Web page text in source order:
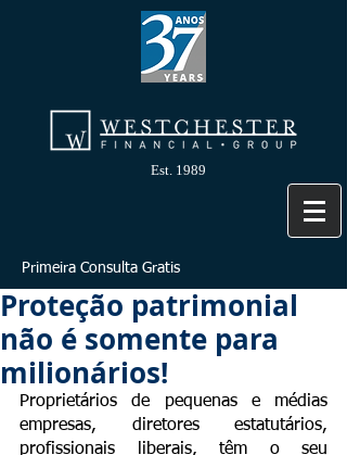
Est. 1989
Primeira Consulta Gratis
Proteção patrimonial
não é somente para
milionários!
Proprietários de pequenas e médias
empresas, diretores estatutários,
profissionais liberais, têm o seu